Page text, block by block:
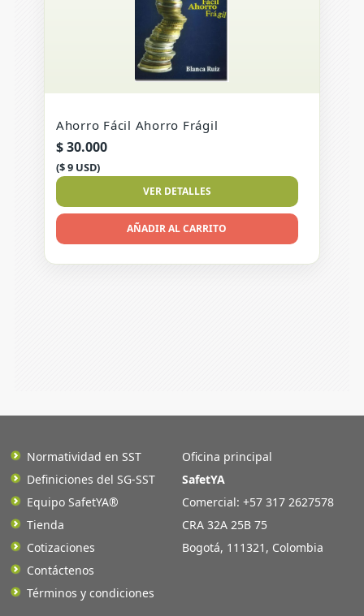
Ahorro Fácil Ahorro Frágil
$30.000
($ 9 USD)
VER DETALLES
AÑADIR AL CARRITO
Normatividad en SST
Definiciones del SG-SST
Equipo SafetYA®
Tienda
Cotizaciones
Contáctenos
Términos y condiciones
Oficina principal
SafetYA
Comercial: +57 317 2627578
CRA 32A 25B 75
Bogotá, 111321 , Colombia